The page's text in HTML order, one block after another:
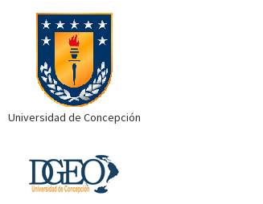
Universidad de Concepción